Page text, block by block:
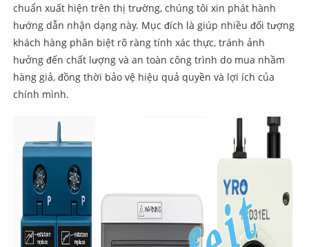
chuẩn xuất hiện trên thị trường, chúng tôi xin phát hành
hướng dẫn nhận dạng này. Mục đích là giúp nhiều đối tượng
khách hàng phân biệt rõ ràng tính xác thực, tránh ảnh
hưởng đến chất lượng và an toàn công trình do mua nhầm
hàng giả, đồng thời bảo vệ hiệu quả quyền và lợi ích của
chính mình.